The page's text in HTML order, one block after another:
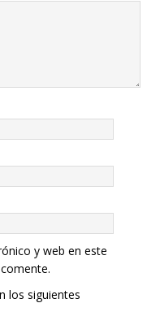
y web en este
los siguientes